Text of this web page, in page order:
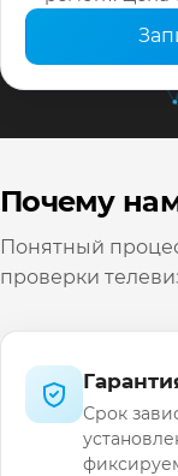
Почему
Понятный
проверки
Срок